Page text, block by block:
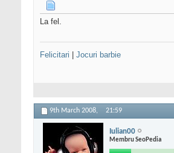
La fel.
Felicitari Jocuri barbie
9th March 2008, 21:59
Iulian00
Membru SeoPedia